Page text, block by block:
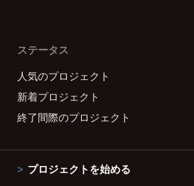
ステータス
人気のプロジェクト
新着プロジェクト
終了間際のプロジェクト
プロジェクトを始める